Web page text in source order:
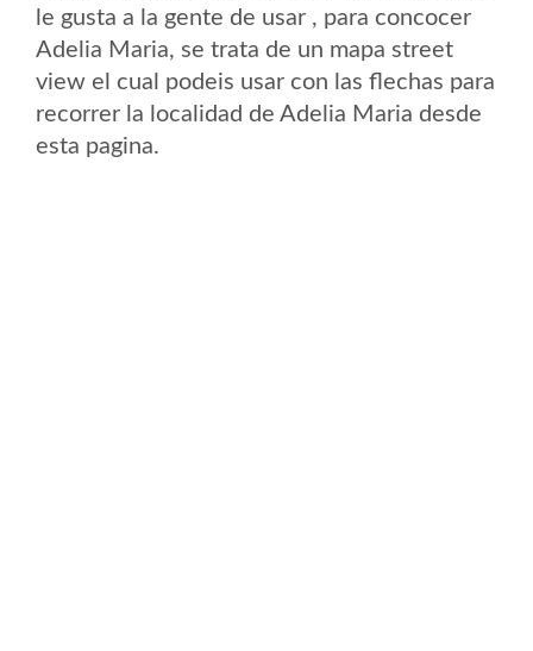
le gusta a la gente de usar , para concocer
Adelia Maria, se trata de un mapa street
view el cual podeis usar con las flechas para
recorrer la localidad de Adelia Maria desde
esta pagina.